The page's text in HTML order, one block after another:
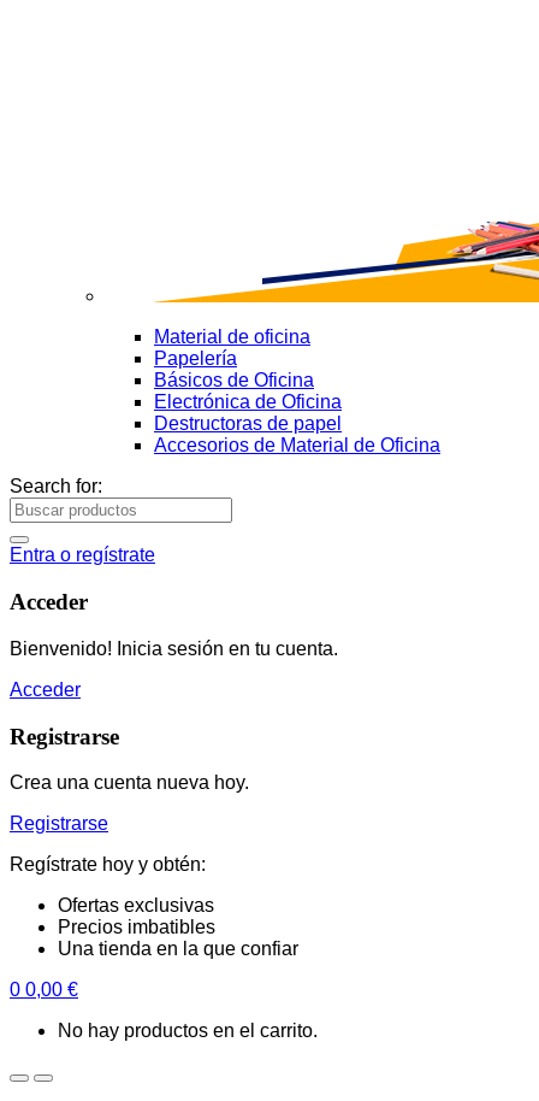
Material de oficina
Papelería
Básicos de Oficina
Electrónica de Oficina
Destructoras de papel
Accesorios de Material de Oficina
Search for:
Entra o regístrate
Acceder
Bienvenido! Inicia sesión en tu cuenta.
Acceder
Registrarse
Crea una cuenta nueva hoy.
Registrarse
Regístrate hoy y obtén:
Ofertas exclusivas
Precios imbatibles
Una tienda en la que confiar
0 0,00 €
No hay productos en el carrito.